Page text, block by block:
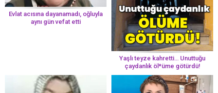
Evlat acısına dayanamadı, oğluyla
aynı gün vefat etti
Yaşlı teyze kahretti… Unuttuğu
çaydanlık öl*üme götürdü!